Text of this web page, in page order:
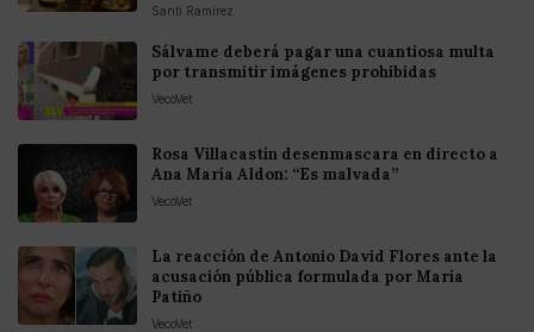
Santi Ramirez
Sálvame deberá pagar una cuantiosa multa
por transmitir imágenes prohibidas
VecoVet
Rosa Villacastín desenmascara en directo a
Ana María Aldon: “Es malvada”
VecoVet
La reacción de Antonio David Flores ante la
acusación pública formulada por María
Patiño
VecoVet